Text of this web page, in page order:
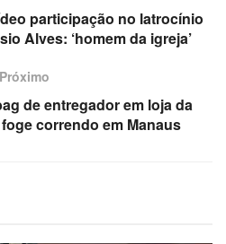
participação no latrocínio
Alves: ‘homem da igreja’
Próximo
de entregador em loja da
correndo em Manaus